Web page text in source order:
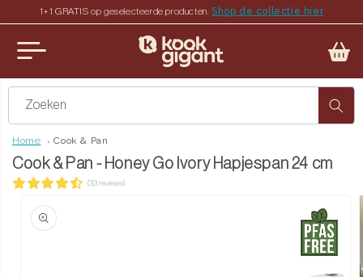
naar de content
1+1 GRATIS op geselecteerde producten.Shop de collectie hier
sluiten
Zoeken
Home Cook & Pan
Cook & Pan - Honey Go Ivory Hapjespan 24 cm
(33 reviews)
naar productinformatie